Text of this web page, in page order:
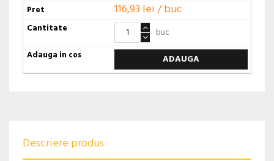
116,93 lei / buc
buc
ADAUGA
Descriere produs